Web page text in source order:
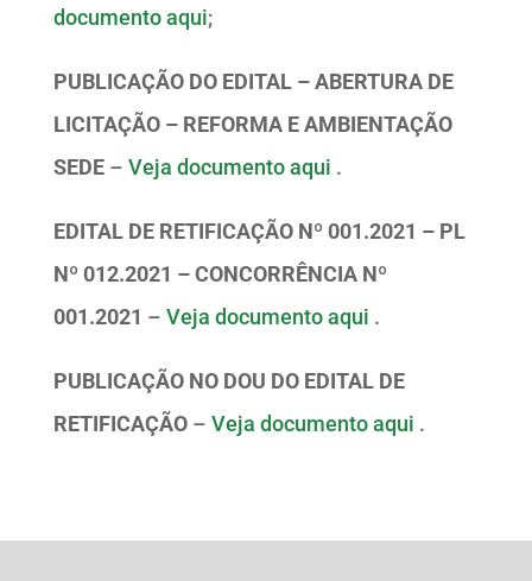
documento aqui;
PUBLICAÇÃO DO EDITAL – ABERTURA DE
LICITAÇÃO – REFORMA E AMBIENTAÇÃO
SEDE– Veja documento aqui .
EDITAL DE RETIFICAÇÃO Nº 001.2021 – PL
Nº 012.2021 – CONCORRÊNCIA Nº
001.2021 – Veja documento aqui .
PUBLICAÇÃO NO DOU DO EDITAL DE
RETIFICAÇÃO– Veja documento aqui .